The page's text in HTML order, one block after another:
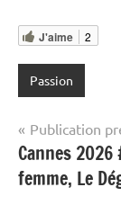
J'aime 2
Passion
Navigation
de
l’article
Publication
Cannes 2026
femme, Le